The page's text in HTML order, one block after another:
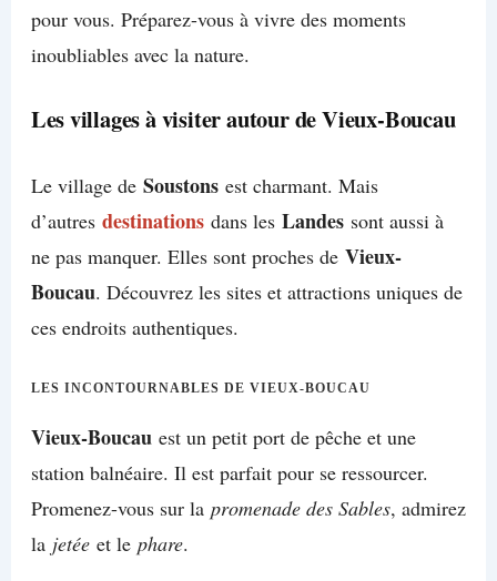
pour vous. Préparez-vous à vivre des moments
inoubliables avec la nature.
Les villages à visiter autour de Vieux-Boucau
Le village de Soustonsest charmant. Mais
d’autres destinationsdans les Landessont aussi à
ne pas manquer. Elles sont proches de Vieux-
Boucau. Découvrez les sites et attractions uniques de
ces endroits authentiques.
LES INCONTOURNABLES DE VIEUX-BOUCAU
Vieux-Boucauest un petit port de pêche et une
station balnéaire. Il est parfait pour se ressourcer.
Promenez-vous sur la promenade des Sables, admirez
la jetéeet le phare.